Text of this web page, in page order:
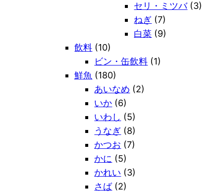
セリ・ミツバ(3)
ねぎ (7)
白菜 (9)
飲料 (10)
ビン・缶飲料 (1)
鮮魚 (180)
あいなめ (2)
いか (6)
いわし (5)
うなぎ (8)
かつお (7)
かに (5)
かれい (3)
さば(2)